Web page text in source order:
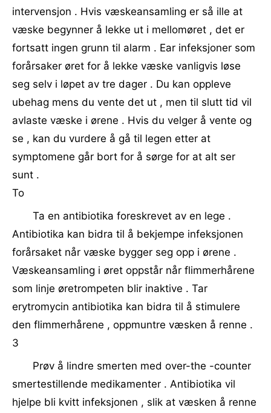
intervensjon . Hvis væskeansamling er så ille at
væske begynner å lekke ut i mellomøret , det er
fortsatt ingen grunn til alarm . Ear infeksjoner som
forårsaker øret for å lekke væske vanligvis løse
seg selv i løpet av tre dager . Du kan oppleve
ubehag mens du vente det ut , men til slutt tid vil
avlaste væske i ørene . Hvis du velger å vente og
se , kan du vurdere å gå til legen etter at
symptomene går bort for å sørge for at alt ser
sunt .
To
Ta en antibiotika foreskrevet av en lege .
Antibiotika kan bidra til å bekjempe infeksjonen
forårsaket når væske bygger seg opp i ørene .
Væskeansamling i øret oppstår når flimmerhårene
som linje øretrompeten blir inaktive . Tar
erytromycin antibiotika kan bidra til å stimulere
den flimmerhårene , oppmuntre væsken å renne .
3
Prøv å lindre smerten med over-the -counter
smertestillende medikamenter . Antibiotika vil
hjelpe bli kvitt infeksjonen , slik at væsken å renne